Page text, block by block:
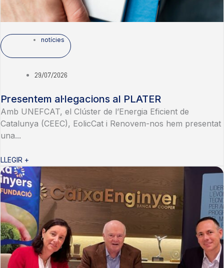
notícies
29/07/2026
Presentem al·legacions al PLATER
Amb UNEFCAT, el Clúster de l’Energia Eficient de
Catalunya (CEEC), EolicCat i Renovem-nos hem presentat
una...
LLEGIR +